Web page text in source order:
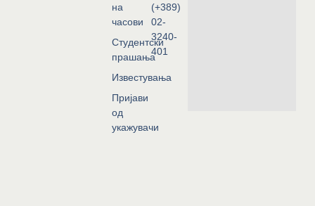
на
часови
Студентски
прашања
Известувања
Пријави
од
укажувачи
(+389)
02-
3240-
401